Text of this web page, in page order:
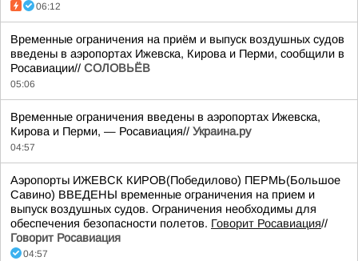
06:12
Временные ограничения на приём и выпуск воздушных судов
введены в аэропортах Ижевска, Кирова и Перми, сообщили в
Росавиации// СОЛОВЬЁВ
05:06
Временные ограничения введены в аэропортах Ижевска,
Кирова и Перми, — Росавиация// Украина.ру
04:57
Аэропорты ИЖЕВСК КИРОВ(Победилово) ПЕРМЬ(Большое
Савино) ВВЕДЕНЫ временные ограничения на прием и
выпуск воздушных судов. Ограничения необходимы для
обеспечения безопасности полетов. Говорит Росавиация//
Говорит Росавиация
04:57